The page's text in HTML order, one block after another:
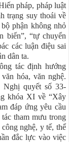
pháp, pháp luật
trạng suy thoái về
phận không nhỏ
biến”, “tự chuyển
các luận điệu sai
dân ta.
tác định hướng
hóa, văn nghệ.
Nghị quyết số 33-
khóa XI về “Xây
đáp ứng yêu cầu
tham mưu trong
nghệ, y tế, thể
đắc lực vào việc